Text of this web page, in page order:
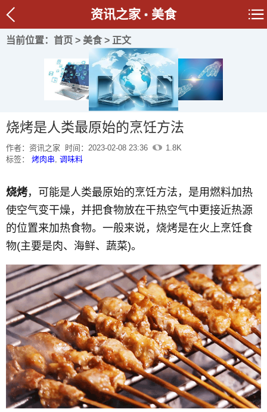
资讯之家 美食
当前位置： 首页 > 美食> 正文
烧烤是人类最原始的烹饪方法
作者：资讯之家 时间：2023-02-08 23:36
1.8K
标签： 烤肉串, 调味料
烧烤，可能是人类最原始的烹饪方法，是用燃料加热
使空气变干燥，并把食物放在干热空气中更接近热源
的位置来加热食物。一般来说，烧烤是在火上烹饪食
物(主要是肉、海鲜、蔬菜)。